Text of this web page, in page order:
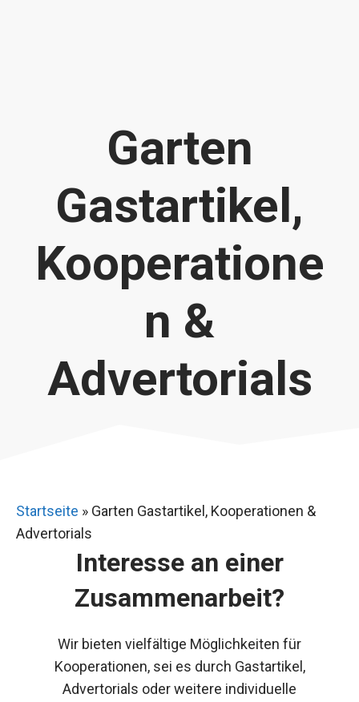
Garten
Gastartikel,
Kooperatione
n &
Advertorials
Startseite » Garten Gastartikel, Kooperationen &
Advertorials
Interesse an einer
Zusammenarbeit?
Wir bieten vielfältige Möglichkeiten für
Kooperationen, sei es durch Gastartikel,
Advertorials oder weitere individuelle